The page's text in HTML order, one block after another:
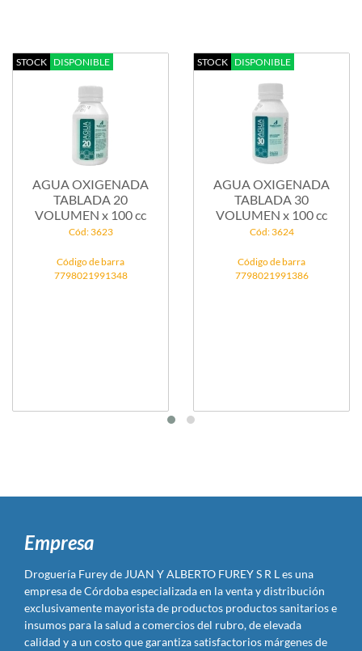
STOCK DISPONIBLE
AGUA OXIGENADA
TABLADA 20
VOLUMEN x 100 cc
Cód: 3623
Código de barra
7798021991348
STOCK DISPONIBLE
AGUA OXIGENADA
TABLADA 30
VOLUMEN x 100 cc
Cód: 3624
Código de barra
7798021991386
Empresa
Droguería Furey de JUAN Y ALBERTO FUREY S R L es una
empresa de Córdoba especializada en la venta y distribución
exclusivamente mayorista de productos productos sanitarios e
insumos para la salud a comercios del rubro, de elevada
calidad y a un costo que garantiza satisfactorios márgenes de